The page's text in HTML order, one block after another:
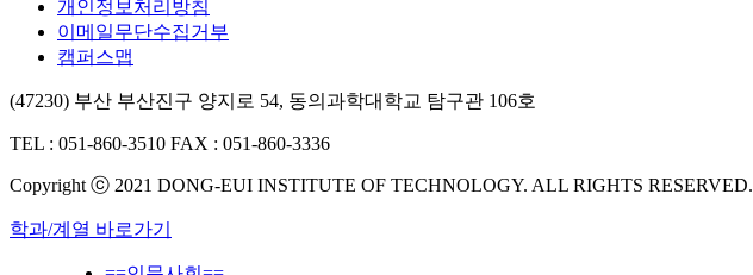
개인정보처리방침
이메일무단수집거부
캠퍼스맵
(47230) 부산 부산진구 양지로 54, 동의과학대학교 탐구관 106호
TEL : 051-860-3510 FAX : 051-860-3336
Copyright ⓒ 2021 DONG-EUI INSTITUTE OF TECHNOLOGY. ALL RIGHTS RESERVED.
학과/계열 바로가기